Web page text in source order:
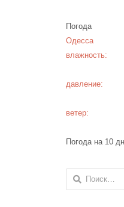
Погода
Одесса
влажность:
давление:
ветер:
Погода на 10
Найти: